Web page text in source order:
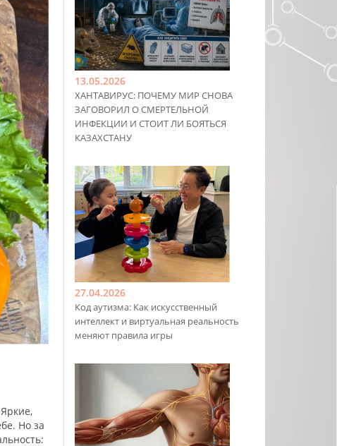
Но за
13.05.2026
ХАНТАВИРУС: ПОЧЕМУ МИР СНОВА
ЗАГОВОРИЛ О СМЕРТЕЛЬНОЙ
ИНФЕКЦИИ И СТОИТ ЛИ БОЯТЬСЯ
КАЗАХСТАНУ
27.04.2026
Код аутизма: Как искусственный
интеллект и виртуальная реальность
меняют правила игры